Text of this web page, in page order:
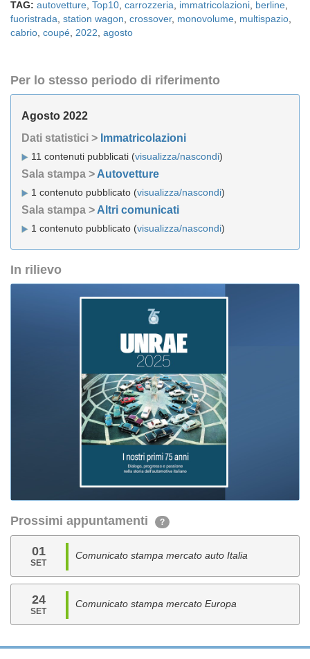
TAG: autovetture Top10 carrozzeria immatricolazioni berline
fuoristrada station wagon crossover, monovolume multispazio
cabrio coupé 2022 agosto
Per lo stesso periodo di riferimento
Agosto 2022
Dati statistici > Immatricolazioni
11 contenuti pubblicati (visualizza/nascondi)
Sala stampa > Autovetture
1 contenuto pubblicato (visualizza/nascondi)
Sala stampa > Altri comunicati
1 contenuto pubblicato (visualizza/nascondi)
In rilievo
Prossimi appuntamenti ?
01
SET
Comunicato stampa mercato auto Italia
24
SET
Comunicato stampa mercato Europa